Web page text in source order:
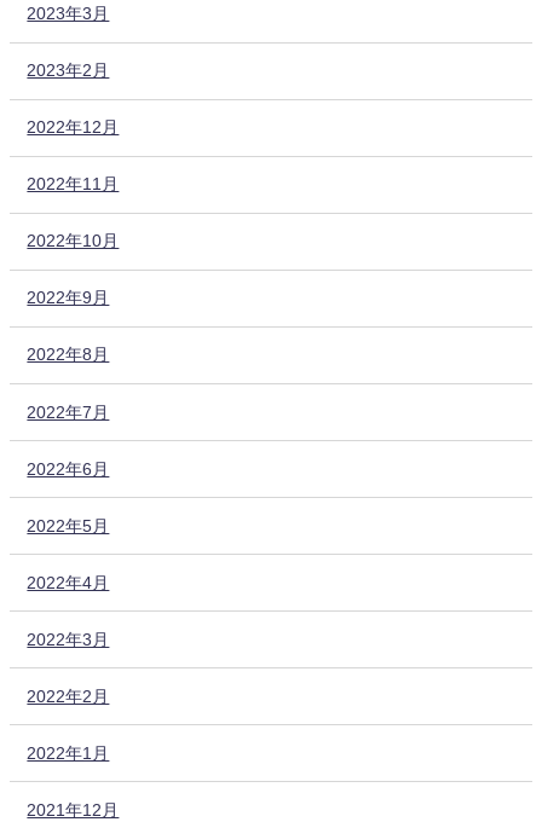
2023年3月
2023年2月
2022年12月
2022年11月
2022年10月
2022年9月
2022年8月
2022年7月
2022年6月
2022年5月
2022年4月
2022年3月
2022年2月
2022年1月
2021年12月